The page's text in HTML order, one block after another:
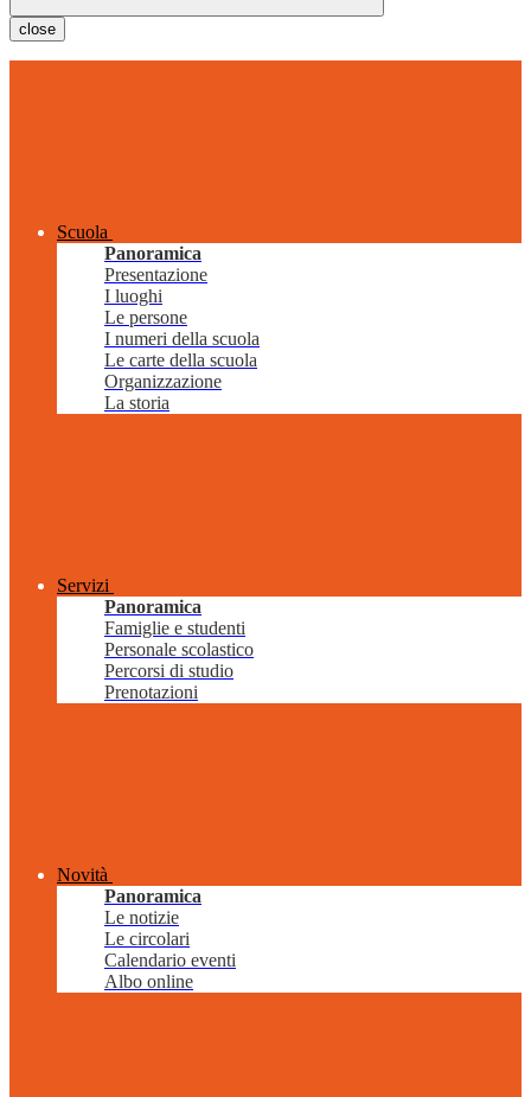
close
Scuola
Panoramica
Presentazione
I luoghi
Le persone
I numeri della scuola
Le carte della scuola
Organizzazione
La storia
Servizi
Panoramica
Famiglie e studenti
Personale scolastico
Percorsi di studio
Prenotazioni
Novità
Panoramica
Le notizie
Le circolari
Calendario eventi
Albo online